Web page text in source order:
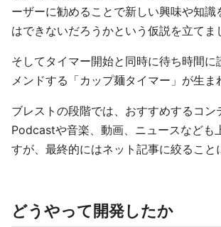
ーザーに勧めることで新しい興味や知識
はできないだろうかという仮説を立てま
そしてタイマー開始と同時に待ち時間に
メンドする「カップ麺タイマー」が生ま
ブレストの段階では、おすすめするコン
Podcastや音楽、動画、ニュースなども
すが、最終的にはネット記事に絞ること
どうやって開発したか